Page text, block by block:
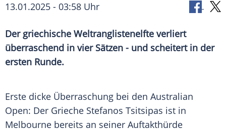
13.01.2025 - 03:58 Uhr
Der griechische Weltranglistenelfte verliert
überraschend in vier Sätzen - und scheitert in der
ersten Runde.
Erste dicke Überraschung bei den Australian
Open: Der Grieche Stefanos Tsitsipas ist in
Melbourne bereits an seiner Auftakthürde